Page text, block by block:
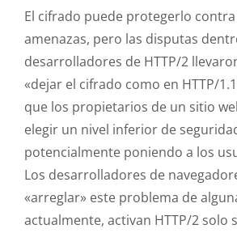
El cifrado puede protegerlo
amenazas, pero las disputas
desarrolladores de HTTP/2
«dejar el cifrado como en HTTP/
que los propietarios de un sitio
elegir un nivel inferior de
potencialmente poniendo a los
Los desarrolladores de
«arreglar» este problema de
actualmente, activan HTTP/2 solo